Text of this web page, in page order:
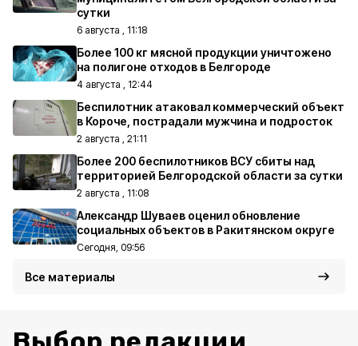
сутки
6 августа , 11:18
Более 100 кг мясной продукции уничтожено
на полигоне отходов в Белгороде
4 августа , 12:44
Беспилотник атаковал коммерческий объект
в Короче, пострадали мужчина и подросток
2 августа , 21:11
Более 200 беспилотников ВСУ сбиты над
территорией Белгородской области за сутки
2 августа , 11:08
Александр Шуваев оценил обновление
социальных объектов в Ракитянском округе
Сегодня, 09:56
Все материалы